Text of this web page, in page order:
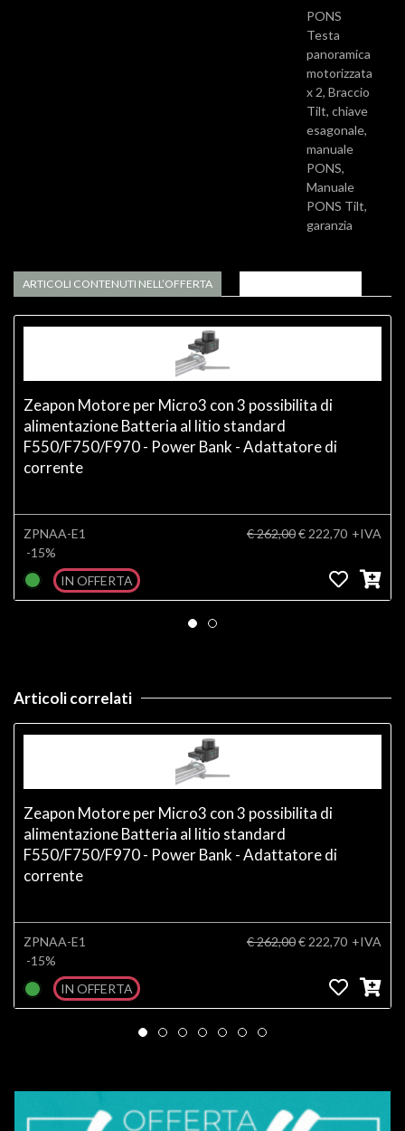
PONS
Testa
panoramica
motorizzata
x 2, Braccio
Tilt, chiave
esagonale,
manuale
PONS,
Manuale
PONS Tilt,
garanzia
ARTICOLI CONTENUTI NELL’OFFERTA
Zeapon Motore per Micro3 con 3 possibilita di
alimentazione Batteria al litio standard
F550/F750/F970 - Power Bank - Adattatore di
corrente
ZPNAA-E1
-15%
€ 262,00€ 222,70 +IVA
IN OFFERTA
Articoli correlati
Zeapon Motore per Micro3 con 3 possibilita di
alimentazione Batteria al litio standard
F550/F750/F970 - Power Bank - Adattatore di
corrente
ZPNAA-E1
-15%
€ 262,00€ 222,70 +IVA
IN OFFERTA